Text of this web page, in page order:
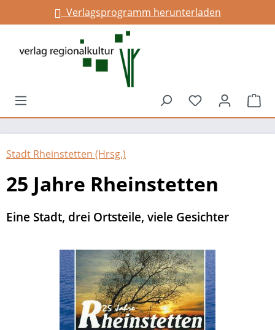
springenVerlagsprogramm herunterladen
Du hast 0
Stadt Rheinstetten (Hrsg.)
25 Jahre Rheinstetten
Eine Stadt, drei Ortsteile, viele Gesichter
Bildergalerie überspringen